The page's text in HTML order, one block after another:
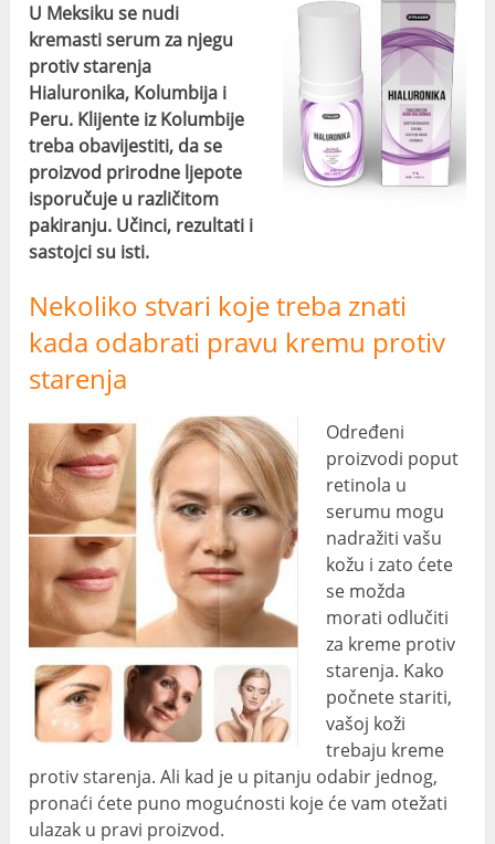
U Meksiku se nudi
kremasti serum za njegu
protiv starenja
Hialuronika, Kolumbija i
Peru. Klijente iz Kolumbije
treba obavijestiti, da se
proizvod prirodne ljepote
isporučuje u različitom
pakiranju. Učinci, rezultati i
sastojci su isti.
Nekoliko stvari koje treba znati
kada odabrati pravu kremu protiv
starenja
Određeni
proizvodi poput
retinola u
serumu mogu
nadražiti vašu
kožu i zato ćete
se možda
morati odlučiti
za kreme protiv
starenja. Kako
počnete stariti,
vašoj koži
trebaju kreme
protiv starenja. Ali kad je u pitanju odabir jednog,
pronaći ćete puno mogućnosti koje će vam otežati
ulazak u pravi proizvod.